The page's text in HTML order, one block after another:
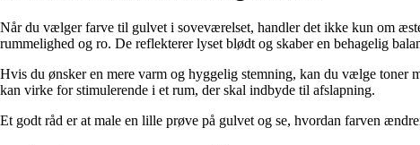
Når du vælger farve til gulvet i soveværelset, handler det ikke kun om
rummelighed og ro. De reflekterer lyset blødt og skaber en behagelig
Hvis du ønsker en mere varm og hyggelig stemning, kan du vælge toner
kan virke for stimulerende i et rum, der skal indbyde til afslapning.
Et godt råd er at male en lille prøve på gulvet og se, hvordan farven